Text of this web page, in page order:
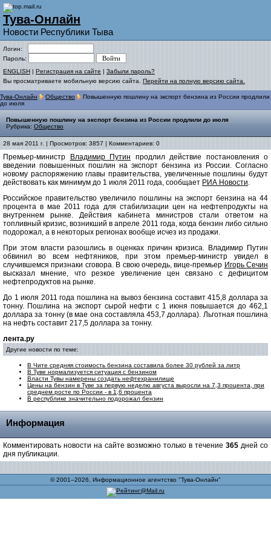
Тува-Онлайн
Новости Республики Тыва
Логин:
Пароль:
ENGLISH | Регистрация на сайте | Забыли пароль?
Вы просматриваете мобильную версию сайта. Перейти на полную версию сайта.
Тува-Онлайн Общество
Повышенную пошлину на экспорт бензина из России продлили
до июля
Повышенную пошлину на экспорт бензина из России продлили до июля
Рубрика: Общество
28 мая 2011 г. | Просмотров: 3857 | Комментариев: 0
Премьер-министр Владимир Путин продлил действие постановления о
введении повышенных пошлин на экспорт бензина из России. Согласно
новому распоряжению главы правительства, увеличенные пошлины будут
действовать как минимум до 1 июля 2011 года, сообщает РИА Новости.
Российское правительство увеличило пошлины на экспорт бензина на 44
процента в мае 2011 года для стабилизации цен на нефтепродукты на
внутреннем рынке. Действия кабинета министров стали ответом на
топливный кризис, возникший в апреле 2011 года, когда бензин либо сильно
подорожал, а в некоторых регионах вообще исчез из продажи.
При этом власти разошлись в оценках причин кризиса. Владимир Путин
обвинил во всем нефтяников, при этом премьер-министр увидел в
случившемся признаки сговора. В свою очередь, вице-премьер Игорь Сечин
высказал мнение, что резкое увеличение цен связано с дефицитом
нефтепродуктов на рынке.
До 1 июля 2011 года пошлина на вывоз бензина составит 415,8 доллара за
тонну. Пошлина на экспорт сырой нефти с 1 июня повышается до 462,1
доллара за тонну (в мае она составляла 453,7 доллара). Льготная пошлина
на нефть составит 217,5 доллара за тонну.
лента.ру
Другие новости по теме:
В Чите средняя стоимость бензина составила более 30 рублей за литр
В Туве нормализуется ситуация с бензином
Власти Тувы намерены создать нефтехранилище
Цены на бензин в Туве за первую неделю августа выросли на 7,3 процента, при
среднем росте по России - в 1,6 процента
В республике значительно подорожал бензин
Информация
Комментировать новости на сайте возможно только в течение 365 дней со
дня публикации.
© 2001–2026, Информационное агентство "Тува-Онлайн"